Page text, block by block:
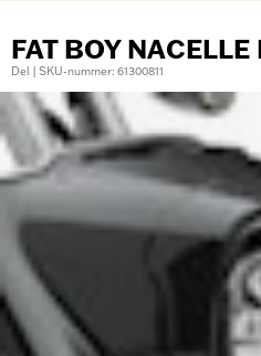
FAT BOY NACELLE
Del | SKU-nummer: 61300811